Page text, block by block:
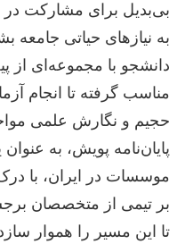
بی‌بدیل برای مشارکت
به نیازهای حیاتی
دانشجو با مجموعه‌ای از
مناسب گرفته تا انجام
حجیم و نگارش علمی
پایان‌نامه پویش، به
موسسات در ایران، با
بر تیمی از متخصصان
تا این مسیر را هموار